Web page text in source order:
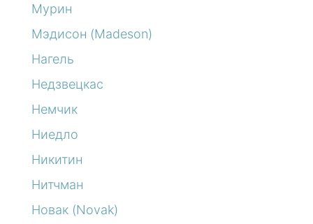
Мурин
Мэдисон (Madeson)
Нагель
Недзвецкас
Немчик
Ниедло
Никитин
Нитчман
Новак (Novak)